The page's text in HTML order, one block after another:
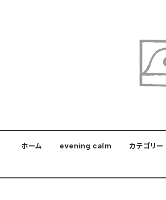
ホーム evening calm カテゴリー